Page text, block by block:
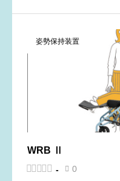
フレーム設計なので、
着したら、人工呼吸器
装具など身の回りの手
姿勢保持装置
WRB Ⅱ
   -  0